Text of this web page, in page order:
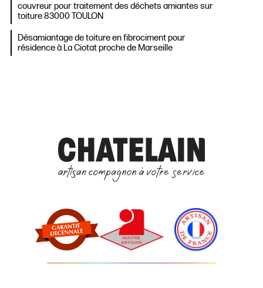
couvreur pour traitement des déchets amiantes sur
toiture 83000 TOULON
Désamiantage de toiture en fibrociment pour
résidence à La Ciotat proche de Marseille